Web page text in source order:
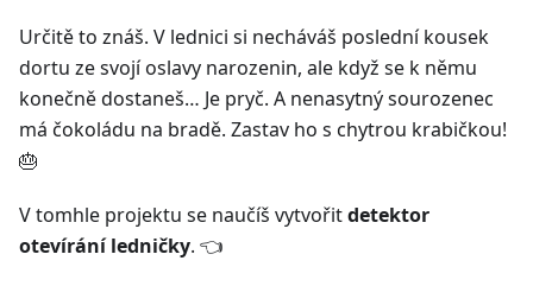
Určitě to znáš. V lednici si necháváš poslední kousek
dortu ze svojí oslavy narozenin, ale když se k němu
konečně dostaneš… Je pryč. A nenasytný sourozenec
má čokoládu na bradě. Zastav ho s chytrou krabičkou!
🎂
V tomhle projektu se naučíš vytvořitdetektor
otevírání ledničky. 👈